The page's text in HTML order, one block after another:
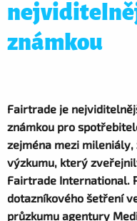
známkou
Fairtrade je
známkou pro
zejména mezi
výzkumu, který
Fairtrade International.
dotazníkového šetření
průzkumu agentury